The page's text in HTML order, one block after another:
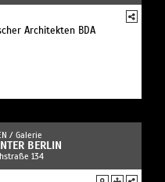
Architekten BDA
/ Galerie
BERLIN
134